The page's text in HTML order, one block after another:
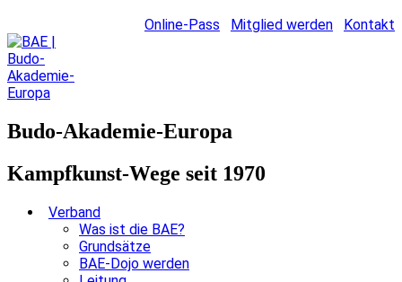
Online-Pass Mitglied werden Kontakt
Budo-Akademie-Europa
Kampfkunst-Wege seit 1970
Verband
Was ist die BAE?
Grundsätze
BAE-Dojo werden